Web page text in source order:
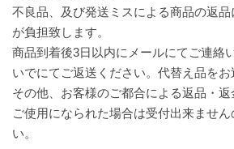
不良品、及び発送ミスによる商品の返
が負担致します。
商品到着後3日以内にメールにてご連絡
いでにてご返送ください。代替え品をお
その他、お客様のご都合による返品・
ご使用になられた場合は受付出来ません
い。